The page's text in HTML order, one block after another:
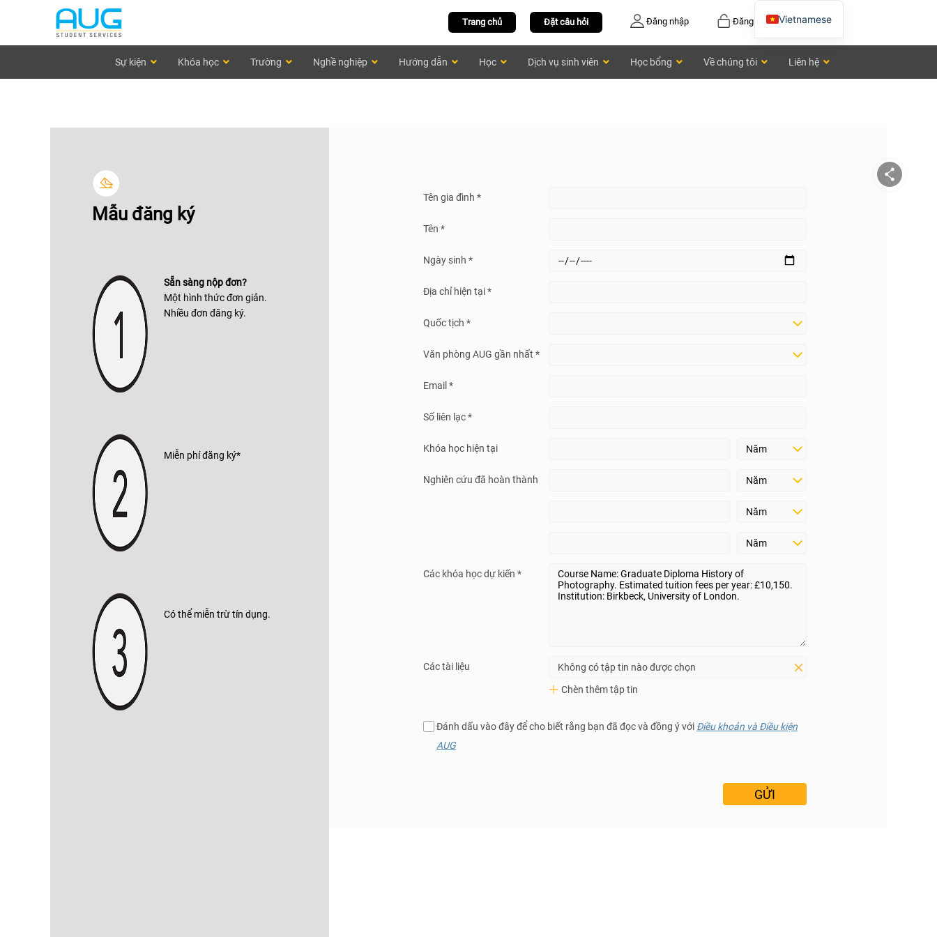
Đăng ký
Đăng nhập
Đặt câu hỏi
Trang chủ
Sự kiện Khóa học Trường Nghề nghiệp Hướng dẫn Học Dịch vụ sinh viên Học bổng Về chúng tôi Liên hệ
Mẫu đăng ký
Sẵn sàng nộp đơn?
Một hình thức đơn giản.
Nhiều đơn đăng ký.
Miễn phí đăng ký*
Có thể miễn trừ tín dụng.
Tên gia đình *
Tên *
Ngày sinh *
Địa chỉ hiện tại *
Quốc tịch *
Văn phòng AUG gần nhất *
Email *
Số liên lạc *
Khóa học hiện tại
Nghiên cứu đã hoàn thành
Các khóa học dự kiến *
Các tài liệu
Không có tập tin nào được chọn
Chèn thêm tập tin
Đánh dấu vào đây để cho biết rằng bạn đã đọc và đồng ý với Điều khoản và Điều kiện
AUG
Vietnamese
Chinese